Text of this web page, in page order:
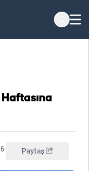
Paylaş